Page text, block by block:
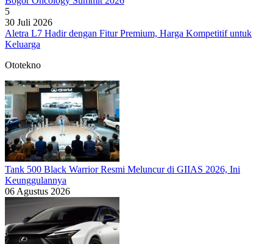
5
30 Juli 2026
Aletra L7 Hadir dengan Fitur Premium, Harga Kompetitif untuk
Keluarga
Ototekno
Tank 500 Black Warrior Resmi Meluncur di GIIAS 2026, Ini
Keunggulannya
06 Agustus 2026